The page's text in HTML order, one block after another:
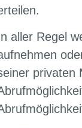
aller Regel
privaten